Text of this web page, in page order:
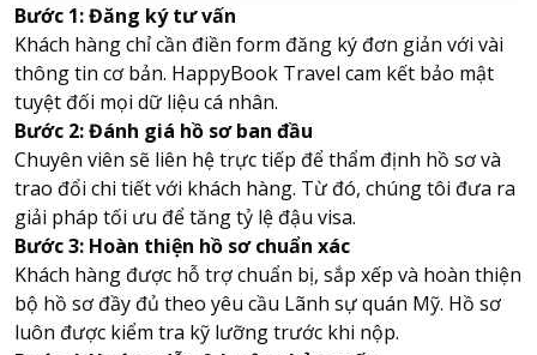
Bước 1: Đăng ký tư vấn
Khách hàng chỉ cần điền form đăng ký đơn giản với vài
thông tin cơ bản. HappyBook Travel cam kết bảo mật
tuyệt đối mọi dữ liệu cá nhân.
Bước 2: Đánh giá hồ sơ ban đầu
Chuyên viên sẽ liên hệ trực tiếp để thẩm định hồ sơ và
trao đổi chi tiết với khách hàng. Từ đó, chúng tôi đưa ra
giải pháp tối ưu để tăng tỷ lệ đậu visa.
Bước 3: Hoàn thiện hồ sơ chuẩn xác
Khách hàng được hỗ trợ chuẩn bị, sắp xếp và hoàn thiện
bộ hồ sơ đầy đủ theo yêu cầu Lãnh sự quán Mỹ. Hồ sơ
luôn được kiểm tra kỹ lưỡng trước khi nộp.